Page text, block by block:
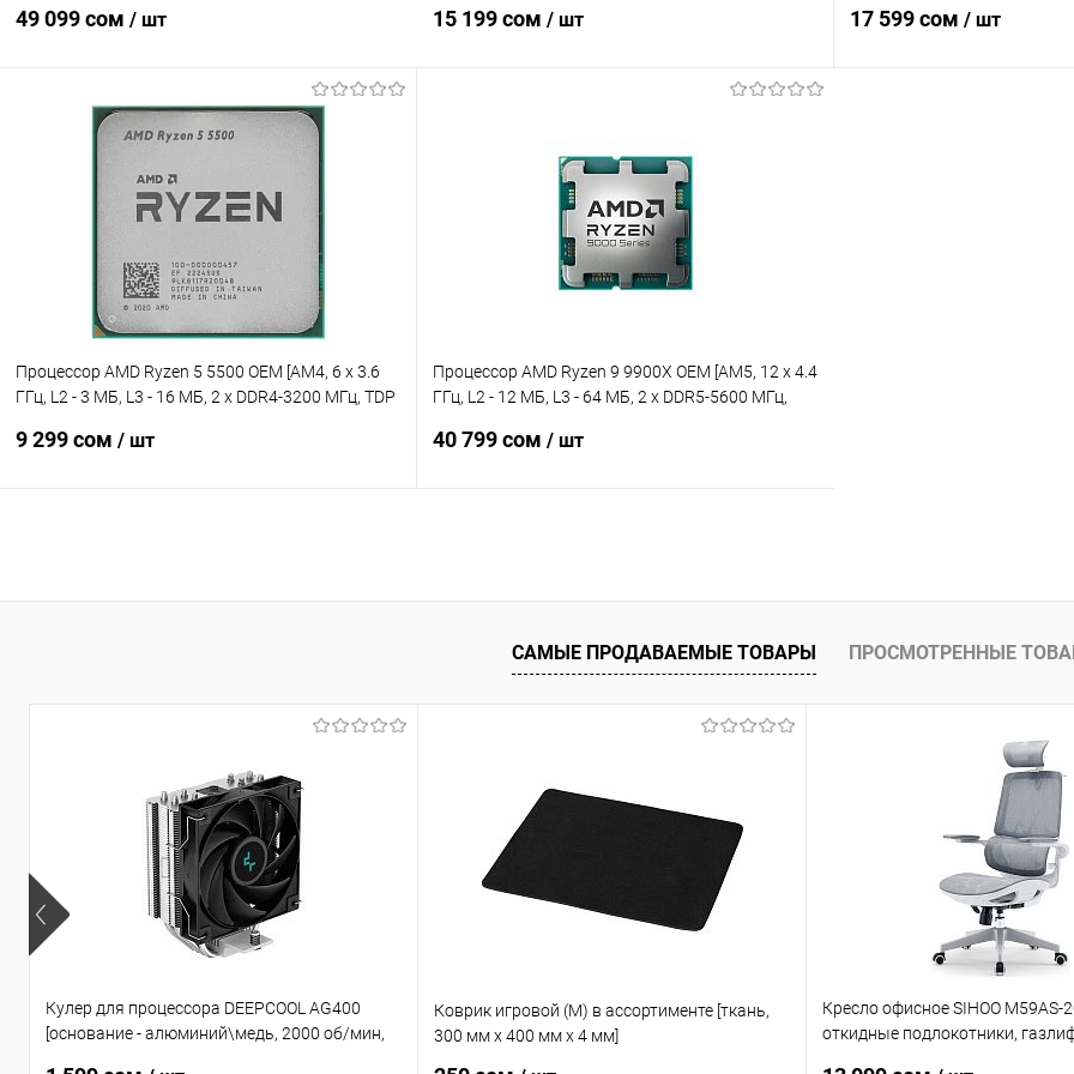
49 099 сом / шт
В корзину
Купить в 1 клик Сравнение
В избранное Уточняйте наличие
15 199 сом / шт
Купить в 1 клик Сравнение
Уточняйте наличие
17 599 сом / шт
Процессор AMD Ryzen 5 5500 OEM [AM4, 6 x 3.6
ГГц, L2 - 3 МБ, L3 - 16 МБ, 2 х DDR4-3200 МГц, TDP
9 299 сом / шт
Купить в 1 клик Сравнение
Процессор AMD Ryzen 9 9900X OEM [AM5, 12 x 4.4
ГГц, L2 - 12 МБ, L3 - 64 МБ, 2 х DDR5-5600 МГц,
40 799 сом / шт
Купить в 1 клик Сравнение
В избранное Уточняйте наличие
САМЫЕ ПРОДАВАЕМЫЕ ТОВАРЫ ПРОСМОТРЕННЫЕ
Кулер для процессора DEEPCOOL AG400
[основание - алюминий\медь, 2000 об/мин,
Коврик игровой (М) в ассортименте [ткань,
300 мм x 400 мм x 4 мм]
Кресло офисное SIHOO M59AS-
откидные подлокотники,